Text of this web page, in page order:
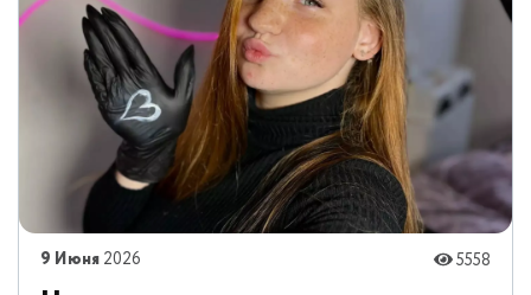
9 Июня 2026 5558